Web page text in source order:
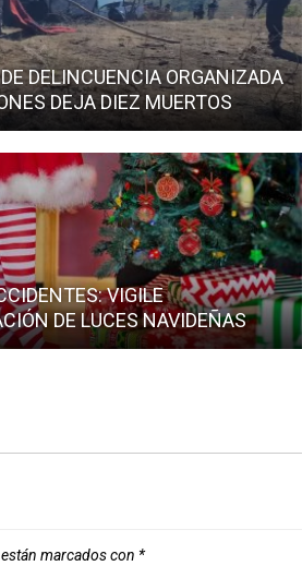
DELINCUENCIA ORGANIZADA
DEJA DIEZ MUERTOS
VIGILE
DE LUCES NAVIDEÑAS
marcados con *